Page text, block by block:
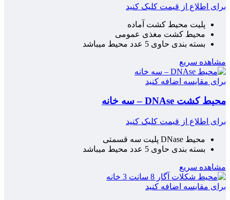
برای اطلاع از قیمت کلیک کنید
پلیت محیط کشت آماده
محیط کشت مغذی عمومی
بسته بندی حاوی 5 عدد محیط میباشد
مشاهده سریع
برای مقایسه اضافه کنید
محیط کشت DNAse – سه خانه
برای اطلاع از قیمت کلیک کنید
محیط DNase پلیت سه قسمتی
بسته بندی حاوی 5 عدد محیط میباشد
مشاهده سریع
برای مقایسه اضافه کنید